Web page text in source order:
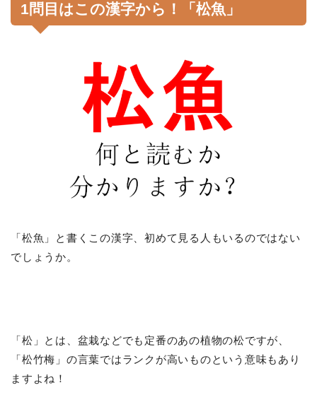
1問目はこの漢字から！「松魚」
「松魚」と書くこの漢字、初めて見る人もいるのではない
でしょうか。
「松」とは、盆栽などでも定番のあの植物の松ですが、
「松竹梅」の言葉ではランクが高いものという意味もあり
ますよね！